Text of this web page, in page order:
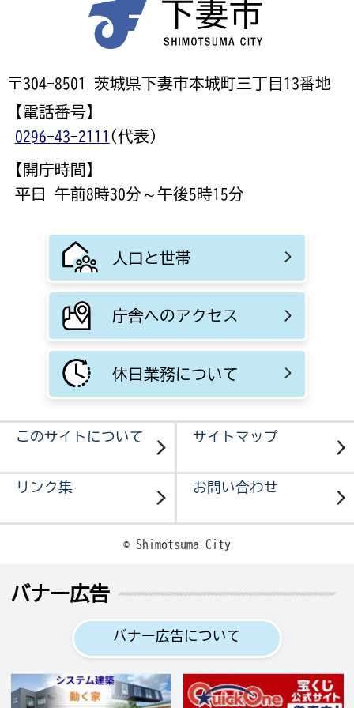
〒304-8501 茨城県下妻市本城町三丁目13番地
【電話番号】
0296-43-2111 (代表)
【開庁時間】
平日 午前8時30分～午後5時15分
人口と世帯
庁舎へのアクセス
休日業務について
このサイトについて サイトマップ
リンク集 お問い合わせ
© Shimotsuma City
バナー広告
バナー広告について